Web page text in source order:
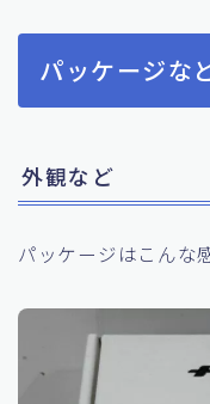
パッケージな
外観など
パッケージはこんな